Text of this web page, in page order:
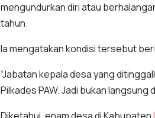
mengundurkan diri atau
tahun.
Ia mengatakan kondisi tersebut
“Jabatan kepala desa yang
Pilkades PAW. Jadi bukan